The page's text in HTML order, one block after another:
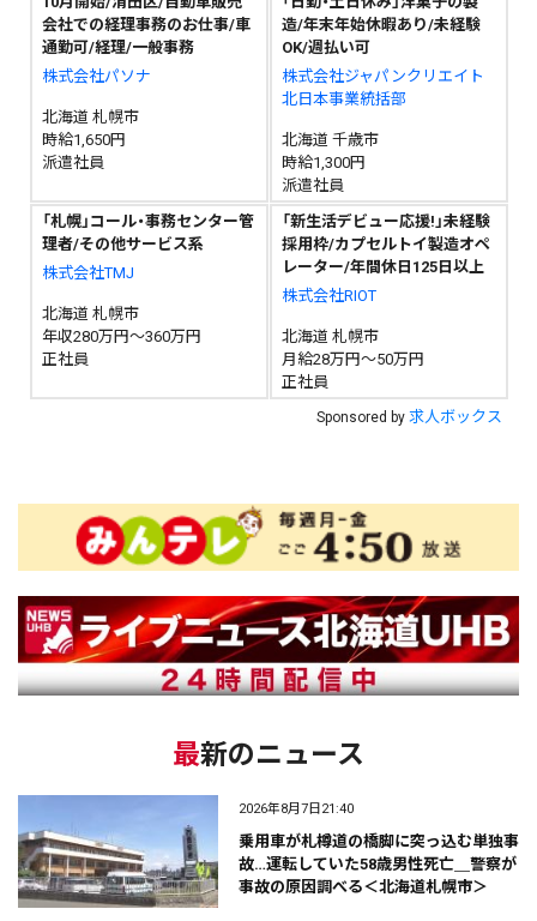
会社での経理事務のお仕事/車
通勤可/経理/一般事務
株式会社パソナ
北海道 札幌市
時給1,650円
派遣社員
造/年末年始休暇あり/未経験
OK/週払い可
株式会社ジャパンクリエイト
北日本事業統括部
北海道 千歳市
時給1,300円
派遣社員
「札幌」コール・事務センター管
理者/その他サービス系
株式会社TMJ
北海道 札幌市
年収280万円～360万円
正社員
「新生活デビュー応援!」未経験
採用枠/カプセルトイ製造オペ
レーター/年間休日125日以上
株式会社RIOT
北海道 札幌市
月給28万円～50万円
正社員
Sponsored by 求人ボックス
最新のニュース
2026年8月7日21:40
乗用車が札樽道の橋脚に突っ込む単独事
故…運転していた58歳男性死亡＿警察が
事故の原因調べる＜北海道札幌市＞